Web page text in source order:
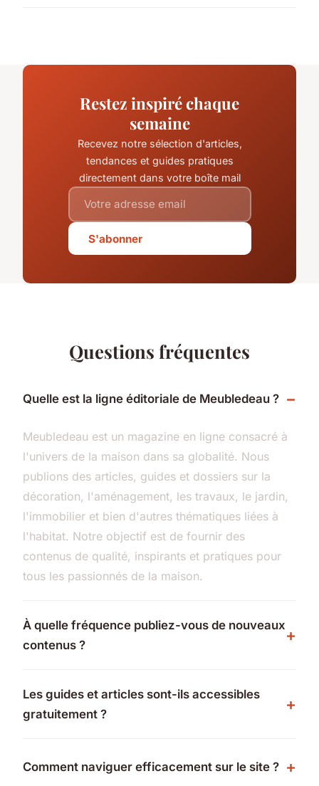
Restez inspiré chaque
semaine
Recevez notre sélection d'articles,
tendances et guides pratiques
directement dans votre boîte mail
S'abonner
Questions fréquentes
Quelle est la ligne éditoriale de Meubledeau ?
Meubledeau est un magazine en ligne consacré à
l'univers de la maison dans sa globalité. Nous
publions des articles, guides et dossiers sur la
décoration, l'aménagement, les travaux, le jardin,
l'immobilier et bien d'autres thématiques liées à
l'habitat. Notre objectif est de fournir des
contenus de qualité, inspirants et pratiques pour
tous les passionnés de la maison.
À quelle fréquence publiez-vous de nouveaux
contenus ?
Les guides et articles sont-ils accessibles
gratuitement ?
Comment naviguer efficacement sur le site ?